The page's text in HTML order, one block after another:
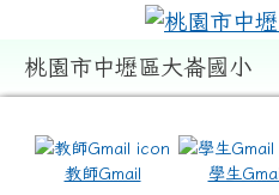
桃園市中壢區大崙國小
教師Gmail 學生